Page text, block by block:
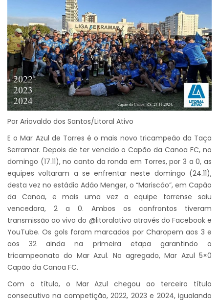
Por Ariovaldo dos Santos/Litoral Ativo
E o Mar Azul de Torres é o mais novo tricampeão da Taça
Serramar. Depois de ter vencido o Capão da Canoa FC, no
domingo (17.11), no canto da ronda em Torres, por 3 a 0, as
equipes voltaram a se enfrentar neste domingo (24.11),
desta vez no estádio Adão Menger, o “Mariscão”, em Capão
da Canoa, e mais uma vez a equipe torrense saiu
vencedora, 2 a 0. Ambos os confrontos tiveram
transmissão ao vivo do @litoralativo através do Facebook e
YouTube. Os gols foram marcados por Charopem aos 3 e
aos 32 ainda na primeira etapa garantindo o
tricampeonato do Mar Azul. No agregado, Mar Azul 5×0
Capão da Canoa FC.
Com o título, o Mar Azul chegou ao terceiro título
consecutivo na competição, 2022, 2023 e 2024, igualando